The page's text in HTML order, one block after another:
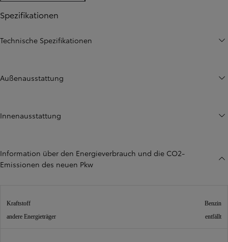
Spezifikationen
Technische Spezifikationen
Außenausstattung
Innenausstattung
Information über den Energieverbrauch und die CO2-
Emissionen des neuen Pkw
Kraftstoff
Benzin
andere Energieträger
entfällt